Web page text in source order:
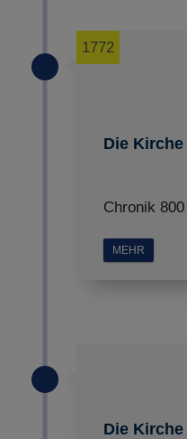
Die
1772
Chronik
MEHR
Die